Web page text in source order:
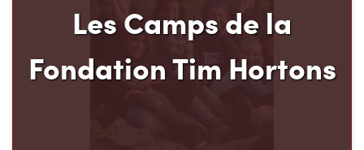
Les Camps de la
Fondation Tim Hortons